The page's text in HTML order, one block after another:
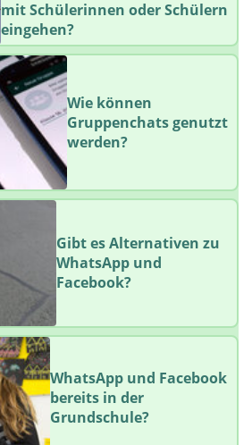
mit Schülerinnen oder Schülern
eingehen?
Wie können
Gruppenchats genutzt
werden?
Gibt es Alternativen zu
WhatsApp und
Facebook?
WhatsApp und Facebook
bereits in der
Grundschule?